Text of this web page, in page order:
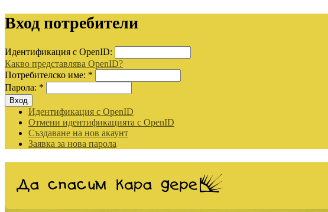
Вход потребители
Идентификация с OpenID:
Какво представлява OpenID?
Потребителско име: *
Парола: *
Идентификация с OpenID
Отмени идентификацията с OpenID
Създаване на нов акаунт
Заявка за нова парола